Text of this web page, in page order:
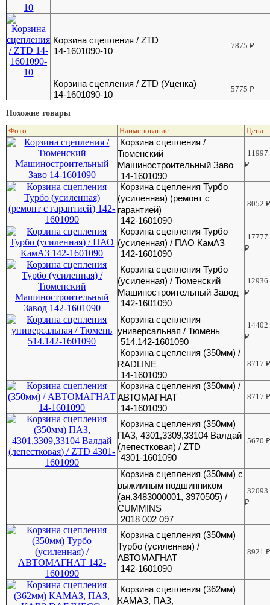
Корзина сцепления / ZTD
14-1601090-10
7875₽
Корзина сцепления / ZTD (Уценка)
14-1601090-10
5775₽
Похожие товары
Фото Наименование Цена
Корзина сцепления /
Тюменский
Машиностроительный Заво
14-1601090
11997
₽
Корзина сцепления Турбо
(усиленная) (ремонт с
гарантией)
142-1601090
8052
Корзина сцепления Турбо
(усиленная) / ПАО КамАЗ
142-1601090
17777
₽
Корзина сцепления Турбо
(усиленная) / Тюменский
Машиностроительный Завод
142-1601090
12936
₽
Корзина сцепления
универсальная / Тюмень
514.142-1601090
14402
₽
Корзина сцепления (350мм) /
RADLINE
14-1601090
8717
Корзина сцепления (350мм) /
АВТОМАГНАТ
14-1601090
8717
Корзина сцепления (350мм)
ПАЗ, 4301,3309,33104 Валдай
(лепестковая) / ZTD
4301-1601090
5670
Корзина сцепления (350мм) с
выжимным подшипником
(ан.3483000001, 3970505) /
CUMMINS
2018 002 097
32093
₽
Корзина сцепления (350мм)
Турбо (усиленная) /
АВТОМАГНАТ
142-1601090
8921
Корзина сцепления (362мм)
КАМАЗ, ПАЗ,